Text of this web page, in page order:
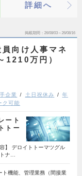
詳細へ
掲載期間 26/08/03～26/08/16
向け人事マネ
1210万円）
企業 土日祝休み
年
ク可能
ート
トー
】 デロイトトーマツグル
ナ…
ト機能、管理業務（間接業